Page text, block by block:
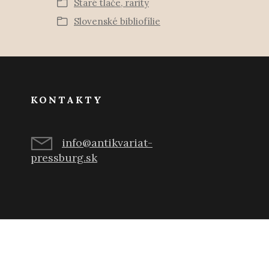
Staré tlače, rarity
Slovenské bibliofílie
KONTAKTY
info@antikvariat-
pressburg.sk